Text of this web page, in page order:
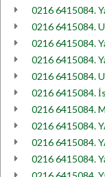
0216 6415084.
0216 6415084.
0216 6415084.
0216 6415084.
0216 6415084.
0216 6415084.
0216 6415084.
0216 6415084.
0216 6415084.
0216 6415084.